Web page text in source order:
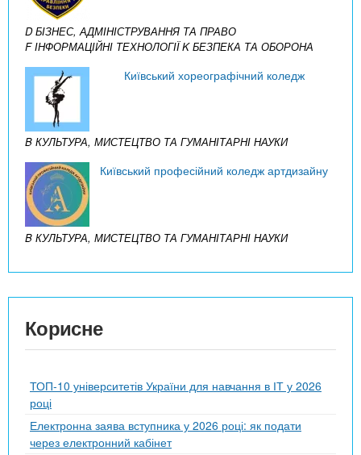
D БІЗНЕС, АДМІНІСТРУВАННЯ ТА ПРАВО
F ІНФОРМАЦІЙНІ ТЕХНОЛОГІЇK БЕЗПЕКА ТА ОБОРОНА
Київський хореографічний коледж
B КУЛЬТУРА, МИСТЕЦТВО ТА ГУМАНІТАРНІ НАУКИ
Київський професійний коледж артдизайну
B КУЛЬТУРА, МИСТЕЦТВО ТА ГУМАНІТАРНІ НАУКИ
Корисне
ТОП-10 університетів України для навчання в ІТ у 2026
році
Електронна заява вступника у 2026 році: як подати
через електронний кабінет